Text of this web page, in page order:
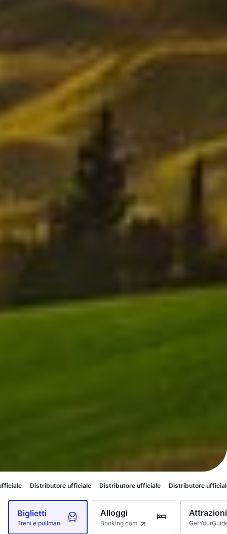
ufficiale Distributore ufficiale Distributore ufficiale
Biglietti
Treni e pullman
Alloggi
Booking.com
Attrazioni